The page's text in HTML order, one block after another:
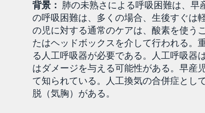
背景： 肺の未熟さによる呼吸困難は、早
の呼吸困難は、多くの場合、生後すぐは
の児に対する通常のケアは、酸素を使う
たはヘッドボックスを介して行われる。
る人工呼吸器が必要である。人工呼吸器
はダメージを与える可能性がある。早産
て知られている。人工換気の合併症とし
脱（気胸）がある。